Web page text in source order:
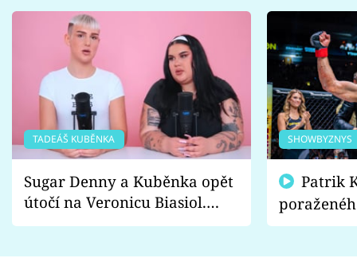
TADEÁŠ KUBĚNKA
Sugar Denny a Kuběnka opět
útočí na Veronicu Biasiol.
Proč je podle nich falešná a
SHOWBYZNYS
fanoušci